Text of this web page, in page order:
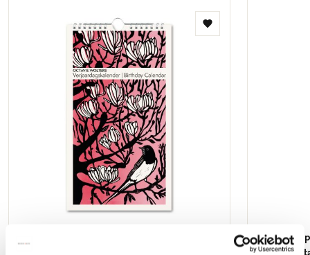
Toevoegen
voorbij,